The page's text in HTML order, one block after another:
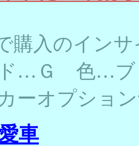
購入のインサ
…Ｇ 色…ブ
ーオプショ
車